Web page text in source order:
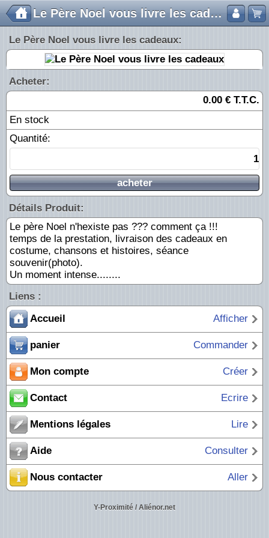
Le Père Noel vous livre les cadeaux
Le Père Noel vous livre les cadeaux:
Acheter:
0.00 € T.T.C.
En stock
Quantité:
acheter
Détails Produit:
Le père Noel n'hexiste pas ??? comment ça !!!
temps de la prestation, livraison des cadeaux en
costume, chansons et histoires, séance
souvenir(photo).
Un moment intense........
Liens :
Accueil
Afficher
panier Commander
Mon compte Créer
Contact Ecrire
Mentions légales Lire
Aide Consulter
Nous contacter Aller
Y-Proximité / Aliénor.net